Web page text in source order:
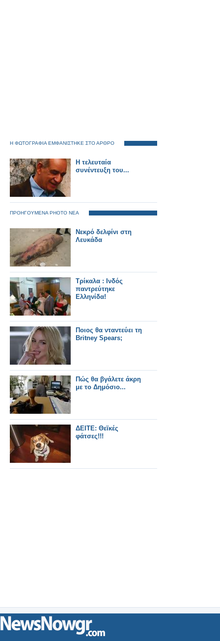
Η ΦΩΤΟΓΡΑΦΙΑ ΕΜΦΑΝΙΣΤΗΚΕ ΣΤΟ ΑΡΘΡΟ
Η τελευταία
συνέντευξη του...
ΠΡΟΗΓΟΥΜΕΝΑ PHOTO ΝΕΑ
Νεκρό δελφίνι στη
Λευκάδα
Τρίκαλα : Ινδός
παντρεύτηκε
Ελληνίδα!
Ποιος θα νταντεύει τη
Britney Spears;
Πώς θα βγάλετε άκρη
με το Δημόσιο...
ΔΕΙΤΕ: Θεϊκές
φάτσες!!!